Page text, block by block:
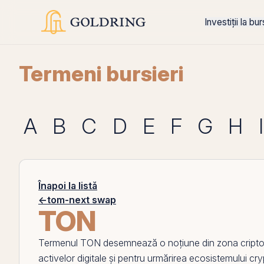
Investiții la
Termeni bursieri
A B C D E F G H I
Înapoi la listă
←tom-next swap
TON
Termenul TON desemnează o noțiune din zona
activelor digitale și pentru urmărirea ecosistemului